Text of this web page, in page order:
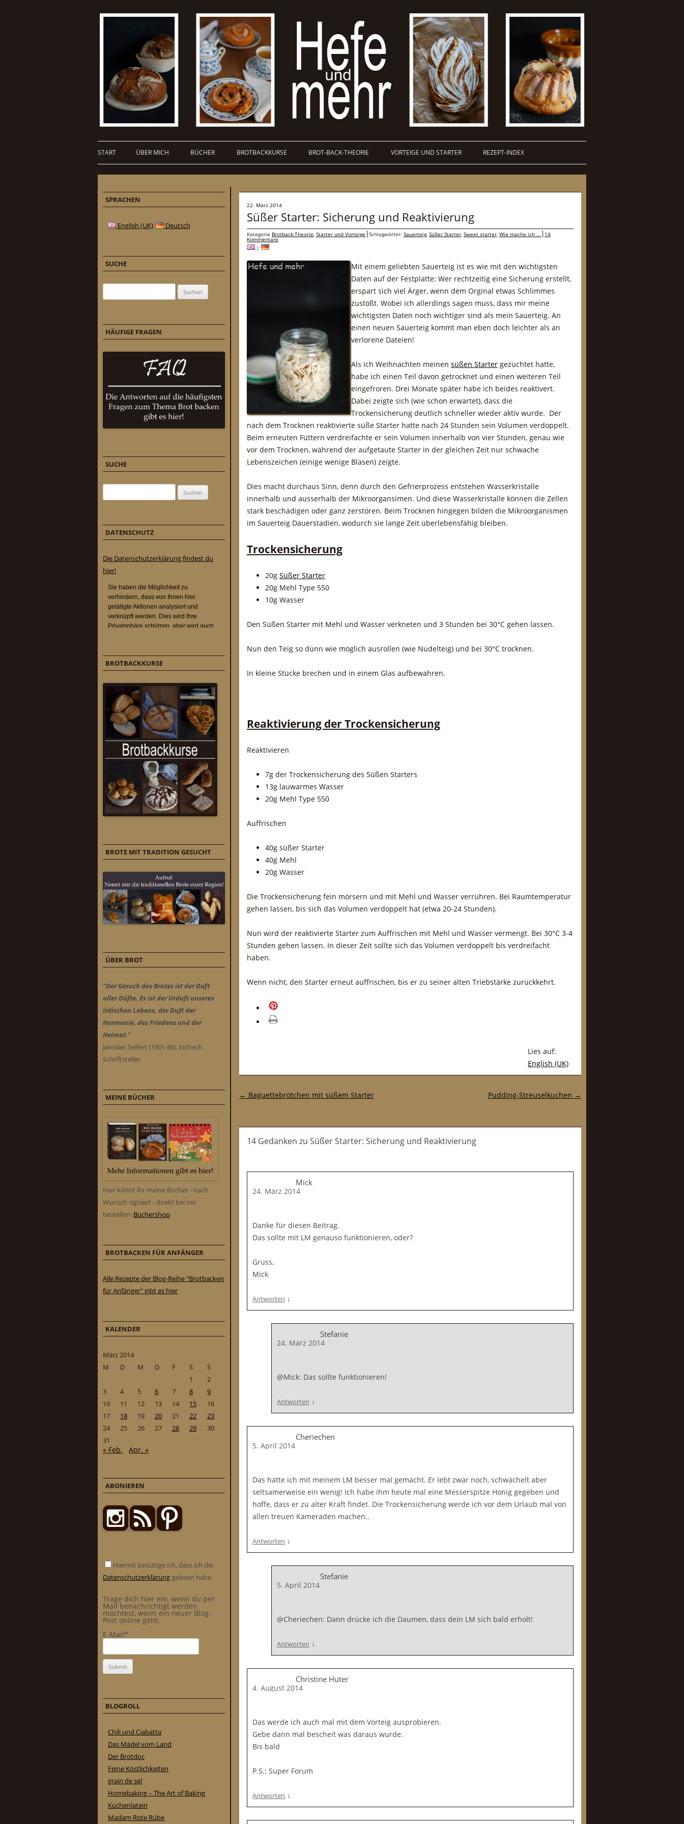
START ÜBER MICH BÜCHER BROTBACKKURSE BROT-BACK-THEORIE VORTEIGE UND STARTER REZEPT-INDEX
22. März 2014
Süßer Starter: Sicherung und Reaktivierung
Kategorie Brotback-Theorie, Starter und Vorteige Schlagwörter: Sauerteig, Süßer Starter, Sweet starter, Wie mache ich ... 14
Kommentare
|
Mit einem geliebten Sauerteig ist es wie mit den wichtigsten
Daten auf der Festplatte: Wer rechtzeitig eine Sicherung erstellt,
erspart sich viel Ärger, wenn dem Orginal etwas Schlimmes
zustößt. Wobei ich allerdings sagen muss, dass mir meine
wichtigsten Daten noch wichtiger sind als mein Sauerteig. An
einen neuen Sauerteig kommt man eben doch leichter als an
verlorene Dateien!
Als ich Weihnachten meinen süßen Starter gezüchtet hatte,
habe ich einen Teil davon getrocknet und einen weiteren Teil
eingefroren. Drei Monate später habe ich beides reaktivert.
Dabei zeigte sich (wie schon erwartet), dass die
Trockensicherung deutlich schneller wieder aktiv wurde. Der
nach dem Trocknen reaktivierte süße Starter hatte nach 24 Stunden sein Volumen verdoppelt.
Beim erneuten Füttern verdreifachte er sein Volumen innerhalb von vier Stunden, genau wie
vor dem Trocknen, während der aufgetaute Starter in der gleichen Zeit nur schwache
Lebenszeichen (einige wenige Blasen) zeigte.
Dies macht durchaus Sinn, denn durch den Gefrierprozess entstehen Wasserkristalle
innerhalb und ausserhalb der Mikroorgansimen. Und diese Wasserkristalle können die Zellen
stark beschädigen oder ganz zerstören. Beim Trocknen hingegen bilden die Mikroorganismen
im Sauerteig Dauerstadien, wodurch sie lange Zeit überlebensfähig bleiben.
Trockensicherung
20g Süßer Starter
20g Mehl Type 550
10g Wasser
Den Süßen Starter mit Mehl und Wasser verkneten und 3 Stunden bei 30°C gehen lassen.
Nun den Teig so dünn wie möglich ausrollen (wie Nudelteig) und bei 30°C trocknen.
In kleine Stücke brechen und in einem Glas aufbewahren.
Reaktivierung der Trockensicherung
Reaktivieren
7g der Trockensicherung des Süßen Starters
13g lauwarmes Wasser
20g Mehl Type 550
Auffrischen
40g süßer Starter
40g Mehl
20g Wasser
Die Trockensicherung fein mörsern und mit Mehl und Wasser verrühren. Bei Raumtemperatur
gehen lassen, bis sich das Volumen verdoppelt hat (etwa 20-24 Stunden).
Nun wird der reaktivierte Starter zum Auffrischen mit Mehl und Wasser vermengt. Bei 30°C 3-4
Stunden gehen lassen. In dieser Zeit sollte sich das Volumen verdoppelt bis verdreifacht
haben.
Wenn nicht, den Starter erneut auffrischen, bis er zu seiner alten Triebstärke zurückkehrt.
Lies auf:
English (UK)
Post-Navigation
← Baguettebrötchen mit süßem Starter Pudding-Streuselkuchen →
14 Gedanken zu Süßer Starter: Sicherung und Reaktivierung
Mick
24. März 2014
Danke für diesen Beitrag.
Das sollte mit LM genauso funktionieren, oder?
Gruss,
Mick
Antworten ↓
Stefanie
24. März 2014
@Mick: Das sollte funktionieren!
Antworten ↓
Cheriechen
5. April 2014
Das hätte ich mit meinem LM besser mal gemacht. Er lebt zwar noch, schwächelt aber
seltsamerweise ein wenig! Ich habe ihm heute mal eine Messerspitze Honig gegeben und
hoffe, dass er zu alter Kraft findet. Die Trockensicherung werde ich vor dem Urlaub mal von
allen treuen Kameraden machen..
Antworten ↓
Stefanie
5. April 2014
@Cheriechen: Dann drücke ich die Daumen, dass dein LM sich bald erholt!
Antworten ↓
Christine Hüter
4. August 2014
Das werde ich auch mal mit dem Vorteig ausprobieren.
Gebe dann mal bescheit was daraus wurde.
Bis bald
P.S.: Super Forum
Antworten ↓
SPRACHEN
English (UK) Deutsch
SUCHE
HÄUFIGE FRAGEN
SUCHE
DATENSCHUTZ
Die Datenschutzerklärung findest du
hier!
BROTBACKKURSE
BROTE MIT TRADITION GESUCHT
ÜBER BROT
"Der Geruch des Brotes ist der Duft
aller Düfte. Es ist der Urduft unseres
irdischen Lebens, der Duft der
Harmonie, des Friedens und der
Heimat."
Jaroslav Seifert (1901-86), tschech.
Schriftsteller
MEINE BÜCHER
Hier könnt ihr meine Bücher - nach
Wunsch signiert - direkt bei mir
bestellen: Büchershop
BROTBACKEN FÜR ANFÄNGER
Alle Rezepte der Blog-Reihe "Brotbacken
für Anfänger" gibt es hier
KALENDER
März 2014
M
D M D F S
S
1
2
3
4 5 6 7 8
9
10
11 12 13 14 15
16
17
18 19 20 21 22
23
24
25 26 27 28 29
30
31
« Feb. Apr. »
ABONIEREN
Hiermit bestätige ich, dass ich die
Datenschutzerklärung gelesen habe.
Trage dich hier ein, wenn du per
Mail benachrichtigt werden
möchtest, wenn ein neuer Blog-
Post online geht.
E-Mail*
BLOGROLL
Chili und Ciabatta
Das Mädel vom Land
Der Brotdoc
Feine Köstlichkeiten
grain de sel
Homebaking – The Art of Baking
Küchenlatein
Madam Rote Rübe